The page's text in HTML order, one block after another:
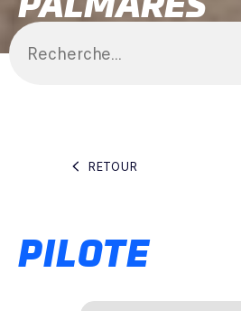
RETOUR
PILOTE